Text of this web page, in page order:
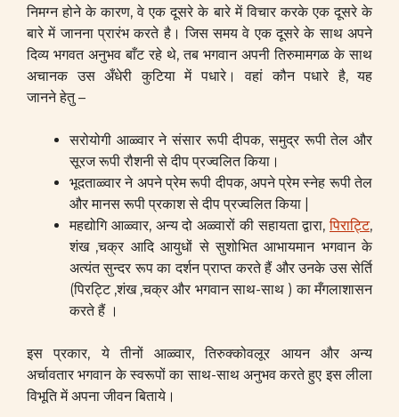
निमग्न होने के कारण, वे एक दूसरे के बारे में विचार करके एक दूसरे के
बारे में जानना प्रारंभ करते है। जिस समय वे एक दूसरे के साथ अपने
दिव्य भगवत अनुभव बाँट रहे थे, तब भगवान अपनी तिरुमामगळ के साथ
अचानक उस अँधेरी कुटिया में पधारे। वहां कौन पधारे है, यह
जानने हेतु –
सरोयोगी आळ्वार ने संसार रूपी दीपक, समुद्र रूपी तेल और
सूरज रूपी रौशनी से दीप प्रज्वलित किया।
भूदताळ्वार ने अपने प्रेम रूपी दीपक, अपने प्रेम स्नेह रूपी तेल
और मानस रूपी प्रकाश से दीप प्रज्वलित किया |
महद्योगि आळ्वार, अन्य दो अळ्वारों की सहायता द्वारा,पिराट्टि,
शंख ,चक्र आदि आयुधों से सुशोभित आभायमान भगवान के
अत्यंत सुन्दर रूप का दर्शन प्राप्त करते हैं और उनके उस सेर्ति
(पिरट्टि ,शंख ,चक्र और भगवान साथ-साथ ) का मँगलाशासन
करते हैं ।
इस प्रकार, ये तीनों आळ्वार, तिरुक्कोवलूर आयन और अन्य
अर्चावतार भगवान के स्वरूपों का साथ-साथ अनुभव करते हुए इस लीला
विभूति में अपना जीवन बिताये।